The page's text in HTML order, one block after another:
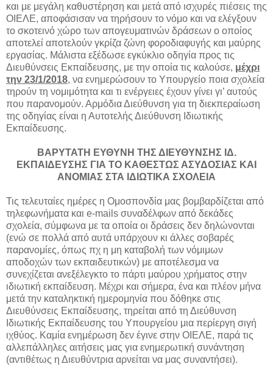
και με μεγάλη καθυστέρηση και μετά από ισχυρές πιέσεις της
ΟΙΕΛΕ, αποφάσισαν να τηρήσουν το νόμο και να ελέγξουν
το σκοτεινό χώρο των απογευματινών δράσεων ο οποίος
αποτελεί αποτελούν γκρίζα ζώνη φοροδιαφυγής και μαύρης
εργασίας. Μάλιστα εξέδωσε εγκύκλιο οδηγία προς τις
Διευθύνσεις Εκπαίδευσης, με την οποία τις καλούσε, μέχρι
την 23/1/2018, να ενημερώσουν το Υπουργείο ποια σχολεία
τηρούν τη νομιμότητα και τι ενέργειες έχουν γίνει γι’ αυτούς
που παρανομούν. Αρμόδια Διεύθυνση για τη διεκπεραίωση
της οδηγίας είναι η Αυτοτελής Διεύθυνση Ιδιωτικής
Εκπαίδευσης.
ΒΑΡΥΤΑΤΗ ΕΥΘΥΝΗ ΤΗΣ ΔΙΕΥΘΥΝΣΗΣ ΙΔ.
ΕΚΠΑΙΔΕΥΣΗΣ ΓΙΑ ΤΟ ΚΑΘΕΣΤΩΣ ΑΣΥΔΟΣΙΑΣ ΚΑΙ
ΑΝΟΜΙΑΣ ΣΤΑ ΙΔΙΩΤΙΚΑ ΣΧΟΛΕΙΑ
Τις τελευταίες ημέρες η Ομοσπονδία μας βομβαρδίζεται από
τηλεφωνήματα και e-mails συναδέλφων από δεκάδες
σχολεία, σύμφωνα με τα οποία οι δράσεις δεν δηλώνονται
(ενώ σε πολλά από αυτά υπάρχουν κι άλλες σοβαρές
παρανομίες, όπως πχ η μη καταβολή των νόμιμων
αποδοχών των εκπαιδευτικών) με αποτέλεσμα να
συνεχίζεται ανεξέλεγκτο το πάρτι μαύρου χρήματος στην
ιδιωτική εκπαίδευση. Μέχρι και σήμερα, ένα και πλέον μήνα
μετά την καταληκτική ημερομηνία που δόθηκε στις
Διευθύνσεις Εκπαίδευσης, τηρείται από τη Διεύθυνση
Ιδιωτικής Εκπαίδευσης του Υπουργείου μια περίεργη σιγή
ιχθύος. Καμία ενημέρωση δεν έγινε στην ΟΙΕΛΕ, παρά τις
αλλεπάλληλες αιτήσεις μας για ενημερωτική συνάντηση
(αντιθέτως η Διευθύντρια αρνείται να μας συναντήσει).